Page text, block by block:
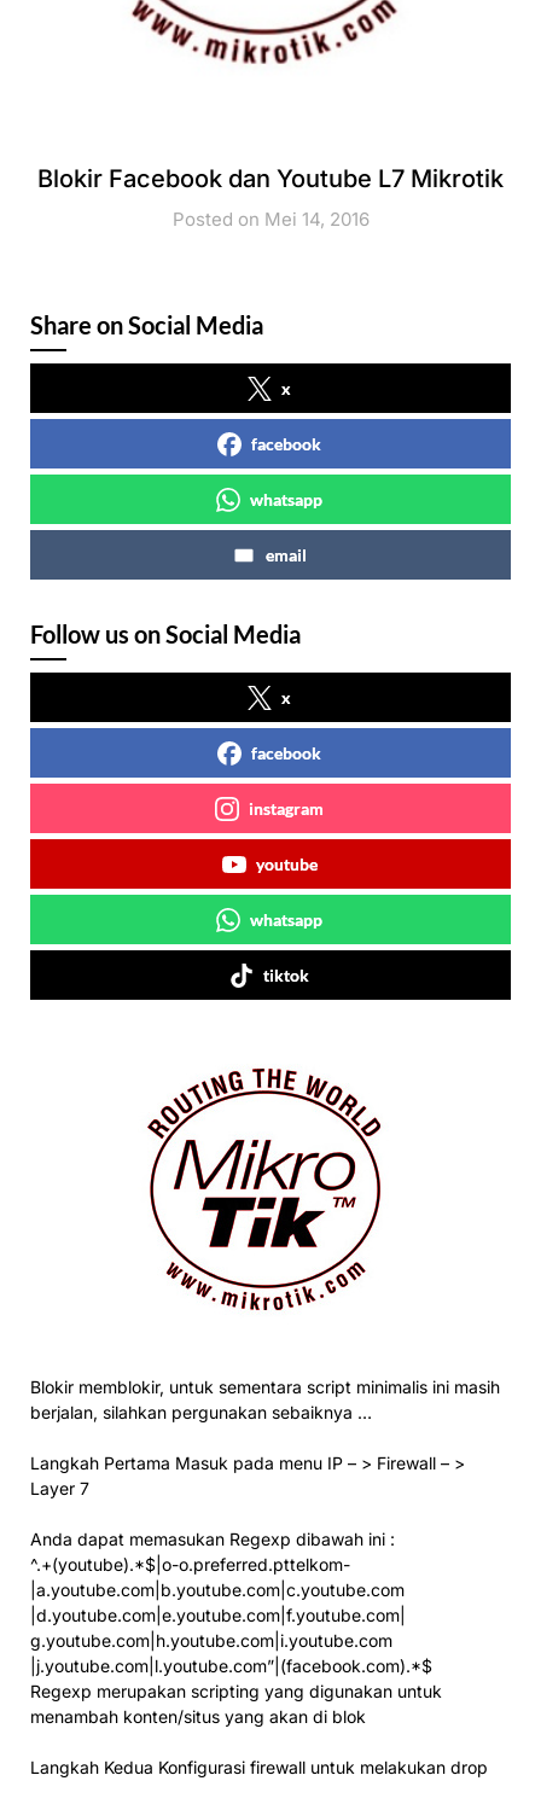
Blokir Facebook dan Youtube L7 Mikrotik
Posted on Mei 14, 2016
Share on Social Media
x
facebook
whatsapp
email
Follow us on Social Media
x
facebook
instagram
youtube
whatsapp
tiktok
Blokir memblokir, untuk sementara script minimalis ini masih
berjalan, silahkan pergunakan sebaiknya …
Langkah Pertama Masuk pada menu IP – > Firewall – >
Layer 7
Anda dapat memasukan Regexp dibawah ini :
^.+(youtube).*$|o-o.preferred.pttelkom-
|a.youtube.com|b.youtube.com|c.youtube.com
|d.youtube.com|e.youtube.com|f.youtube.com|
g.youtube.com|h.youtube.com|i.youtube.com
|j.youtube.com|l.youtube.com”|(facebook.com).*$
Regexp merupakan scripting yang digunakan untuk
menambah konten/situs yang akan di blok
Langkah Kedua Konfigurasi firewall untuk melakukan drop